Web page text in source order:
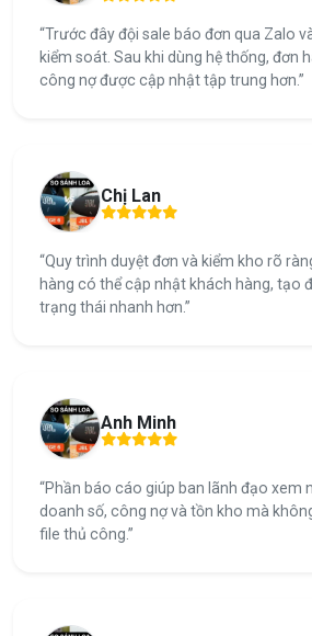
“Trước đây đội sale báo đơn qua Zalo
kiểm soát. Sau khi dùng hệ thống, đơn
công nợ được cập nhật tập trung hơn.”
Chị Lan
“Quy trình duyệt đơn và kiểm kho rõ
hàng có thể cập nhật khách hàng, tạo
trạng thái nhanh hơn.”
Anh Minh
“Phần báo cáo giúp ban lãnh đạo xem
doanh số, công nợ và tồn kho mà
file thủ công.”